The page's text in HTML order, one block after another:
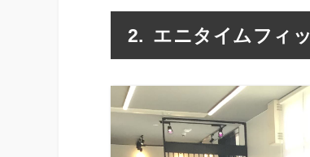
エニタイムフィ